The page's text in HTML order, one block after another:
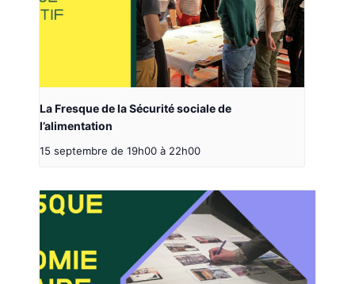
La Fresque de la Sécurité sociale de
l’alimentation
15 septembre de 19h00 à 22h00